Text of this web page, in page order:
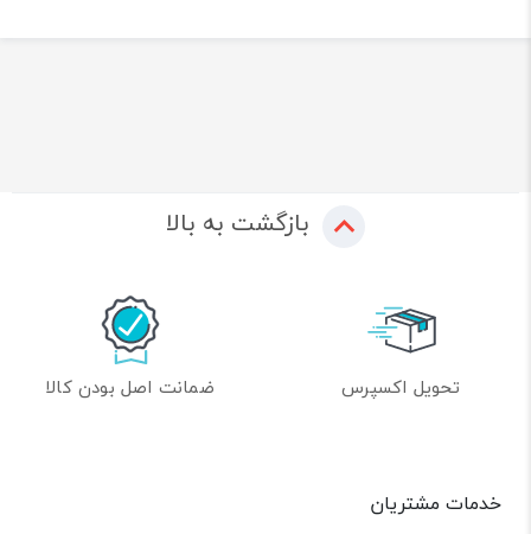
بازگشت به بالا
تحویل اکسپرس ضمانت اصل بودن کالا
خدمات مشتریان